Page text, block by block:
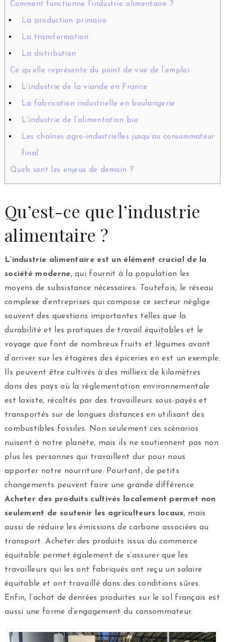
Comment fonctionne l’industrie alimentaire ?
La production primaire
La transformation
La distribution
Ce qu’elle représente du point de vue de l’emploi
L’industrie de la viande en France
La fabrication industrielle en boulangerie
L’industrie de l’alimentation bio
Les chaînes agro-industrielles jusqu’au consommateur
final
Quels sont les enjeux de demain ?
Qu’est-ce que l’industrie
alimentaire ?
L’industrie alimentaire est un élément crucial de la
société moderne, qui fournit à la population les
moyens de subsistance nécessaires. Toutefois, le réseau
complexe d’entreprises qui compose ce secteur néglige
souvent des questions importantes telles que la
durabilité et les pratiques de travail équitables et le
voyage que font de nombreux fruits et légumes avant
d’arriver sur les étagères des épiceries en est un exemple.
Ils peuvent être cultivés à des milliers de kilomètres
dans des pays où la réglementation environnementale
est laxiste, récoltés par des travailleurs sous-payés et
transportés sur de longues distances en utilisant des
combustibles fossiles. Non seulement ces scénarios
nuisent à notre planète, mais ils ne soutiennent pas non
plus les personnes qui travaillent dur pour nous
apporter notre nourriture. Pourtant, de petits
changements peuvent faire une grande différence.
Acheter des produits cultivés localement permet non
seulement de soutenir les agriculteurs locaux, mais
aussi de réduire les émissions de carbone associées au
transport. Acheter des produits issus du commerce
équitable permet également de s’assurer que les
travailleurs qui les ont fabriqués ont reçu un salaire
équitable et ont travaillé dans des conditions sûres.
Enfin, l’achat de denrées produites sur le sol français est
aussi une forme d’engagement du consommateur.